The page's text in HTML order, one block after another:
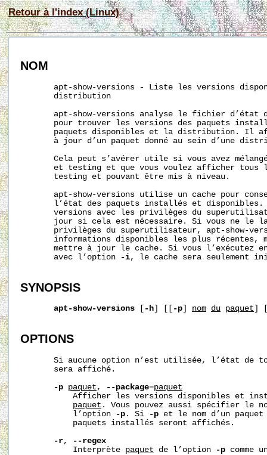
Retour à l'index (Linux)
NOM
apt-show-versions - Liste les versions
       distribution
apt-show-versions analyse le fichier d’état
pour trouver les versions des paquets
paquets disponibles et la distribution. Il
à jour d’un paquet donné au sein d’une
Cela peut s’avérer utile si vous avez
et testing et que vous voulez afficher tous
       testing et pouvant être mis à niveau.
apt-show-versions utilise un cache pour
l’état des paquets installés et
versions avec les privilèges du
jour si cela est nécessaire. Si vous ne le
privilèges du superutilisateur, apt-show-
informations disponibles les plus récentes,
mettre à jour le cache. Si vous l’exécutez
       avec l’option
-i, le cache sera seulement
SYNOPSIS
apt-show-versions -h -p nom du paquet
OPTIONS
Si aucune option n’est utilisée, l’état de
       sera affiché.
-p paquet , --package=paquet
Afficher les versions disponibles et
paquet . Vous pouvez aussi spécifier le
           l’option
-p . Si -p et le nom d’un
           paquets installés seront affichés.
-r,
--regex
           Interprète
paquet de l’option -p comme